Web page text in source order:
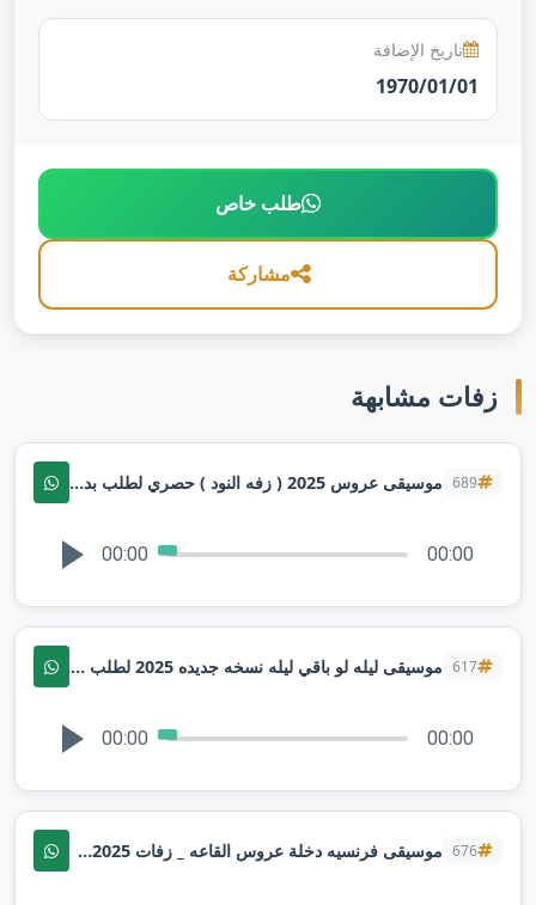
تاريخ الإضافة
1970/01/01
طلب خاص
مشاركة
زفات مشابهة
689 موسيقى عروس 2025 ( زفه النود ) حصري لطلب بدونحقوق
00:00 00:00
617 موسيقى ليله لو باقي ليله نسخه جديده 2025 لطلب بدون حقوق
00:00 00:00
676 موسيقى فرنسيه دخلة عروس القاعه _ زفات 2025م لطلب بدون حقوق